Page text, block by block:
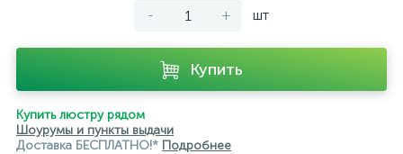
- + шт
Купить
Купить люстру рядом
Шоурумы и пункты выдачи
Доставка БЕСПЛАТНО!* Подробнее